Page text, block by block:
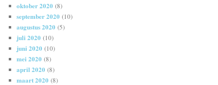
oktober 2020 (8)
september 2020 (10)
augustus 2020 (5)
juli 2020 (10)
juni 2020 (10)
mei 2020 (8)
april 2020 (8)
maart 2020 (8)